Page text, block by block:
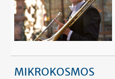
MIKROKOSMOS